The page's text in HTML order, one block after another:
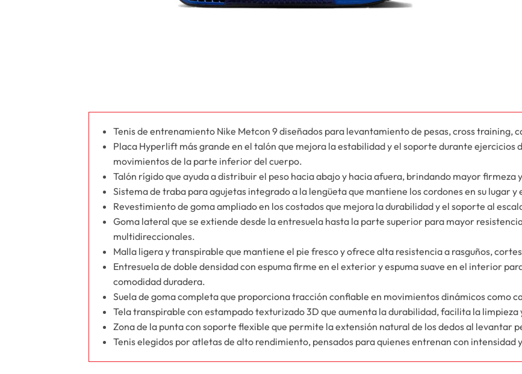
Tenis de entrenamiento Nike Metcon 9 diseñados para levantamiento de pesas, cross training,
Placa Hyperlift más grande en el talón que mejora la estabilidad y el soporte durante ejercicios
movimientos de la parte inferior del cuerpo.
Talón rígido que ayuda a distribuir el peso hacia abajo y hacia afuera, brindando mayor firmeza
Sistema de traba para agujetas integrado a la lengüeta que mantiene los cordones en su lugar
Revestimiento de goma ampliado en los costados que mejora la durabilidad y el soporte al
Goma lateral que se extiende desde la entresuela hasta la parte superior para mayor
multidireccionales.
Malla ligera y transpirable que mantiene el pie fresco y ofrece alta resistencia a rasguños,
Entresuela de doble densidad con espuma firme en el exterior y espuma suave en el interior
comodidad duradera.
Suela de goma completa que proporciona tracción confiable en movimientos dinámicos como
Tela transpirable con estampado texturizado 3D que aumenta la durabilidad, facilita la
Zona de la punta con soporte flexible que permite la extensión natural de los dedos al levantar
Tenis elegidos por atletas de alto rendimiento, pensados para quienes entrenan con intensidad